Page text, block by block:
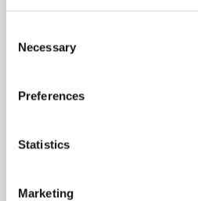
Selection
Necessary
Preferences
Statistics
Marketing